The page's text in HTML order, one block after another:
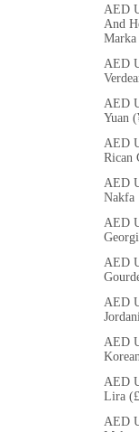
AED
And
AED
AED
Yuan
AED
Rican
AED
Nakfa
AED
AED
AED
AED
AED
Lira
AED